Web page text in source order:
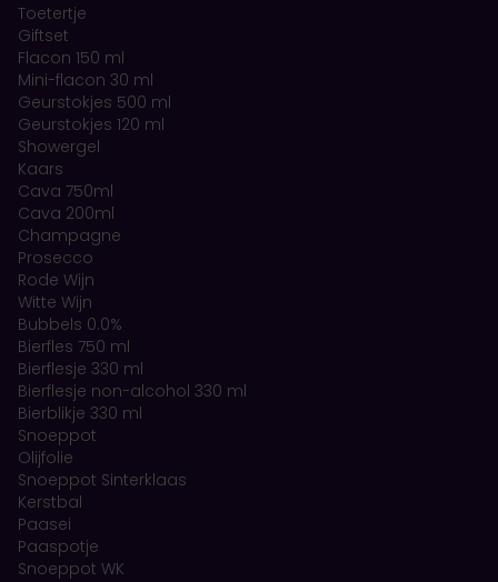
Toetertje
Giftset
Flacon 150 ml
Mini-flacon 30 ml
Geurstokjes 500 ml
Geurstokjes 120 ml
Showergel
Kaars
Cava 750ml
Cava 200ml
Champagne
Prosecco
Rode Wijn
Witte Wijn
Bubbels 0.0%
Bierfles 750 ml
Bierflesje 330 ml
Bierflesje non-alcohol 330 ml
Bierblikje 330 ml
Snoeppot
Olijfolie
Snoeppot Sinterklaas
Kerstbal
Paasei
Paaspotje
Snoeppot WK